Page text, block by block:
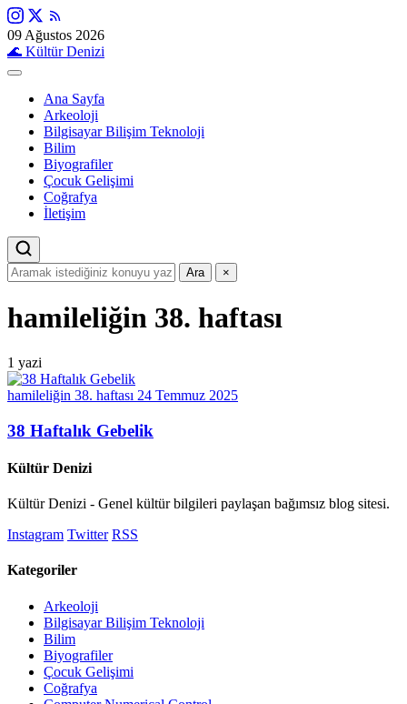
09 Ağustos 2026
🌊 Kültür Denizi
Ana Sayfa
Arkeoloji
Bilgisayar Bilişim Teknoloji
Bilim
Biyografiler
Çocuk Gelişimi
Coğrafya
İletişim
Ara ×
hamileliğin 38. haftası
1 yazi
hamileliğin 38. haftası 24 Temmuz 2025
38 Haftalık Gebelik
Kültür Denizi
Kültür Denizi - Genel kültür bilgileri paylaşan bağımsız blog sitesi.
Instagram Twitter RSS
Kategoriler
Arkeoloji
Bilgisayar Bilişim Teknoloji
Bilim
Biyografiler
Çocuk Gelişimi
Coğrafya